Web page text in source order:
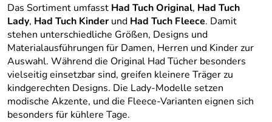
Das Sortiment umfasst Had Tuch Original, Had Tuch
Lady, Had Tuch Kinderund Had Tuch Fleece. Damit
stehen unterschiedliche Größen, Designs und
Materialausführungen für Damen, Herren und Kinder zur
Auswahl. Während die Original Had Tücher besonders
vielseitig einsetzbar sind, greifen kleinere Träger zu
kindgerechten Designs. Die Lady-Modelle setzen
modische Akzente, und die Fleece-Varianten eignen sich
besonders für kühlere Tage.